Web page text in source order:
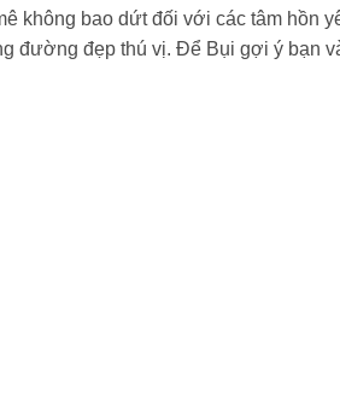
không bao dứt đối với các tâm hồn
đường đẹp thú vị. Để Bụi gợi ý bạn